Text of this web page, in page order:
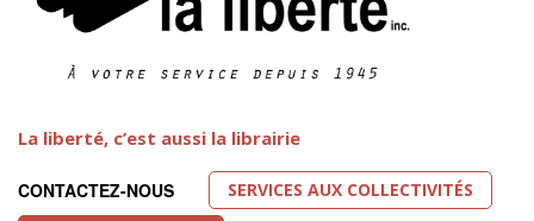
La liberté, c’est aussi la librairie
CONTACTEZ-NOUS
SERVICES AUX COLLECTIVITÉS